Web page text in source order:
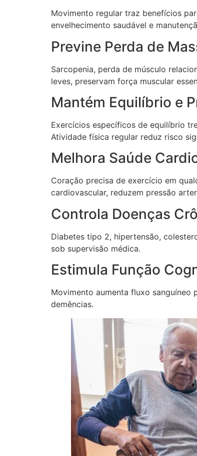
Movimento regular traz benefícios
envelhecimento saudável e
Previne Perda de
Sarcopenia, perda de músculo
leves, preservam força muscular
Mantém Equilíbrio e
Exercícios específicos de equilíbrio
Atividade física regular reduz risco
Melhora Saúde
Coração precisa de exercício em
cardiovascular, reduzem pressão
Controla Doenças
Diabetes tipo 2, hipertensão,
sob supervisão médica.
Estimula Função
Movimento aumenta fluxo sanguíneo
demências.